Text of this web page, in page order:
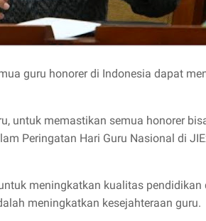
guru honorer di Indonesia dapat
untuk memastikan semua honorer
Peringatan Hari Guru Nasional di
meningkatkan kualitas pendidikan
meningkatkan kesejahteraan guru.